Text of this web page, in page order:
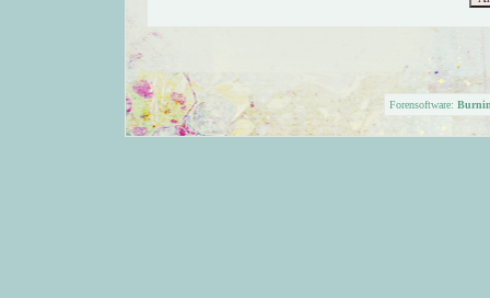
Forensoftware: